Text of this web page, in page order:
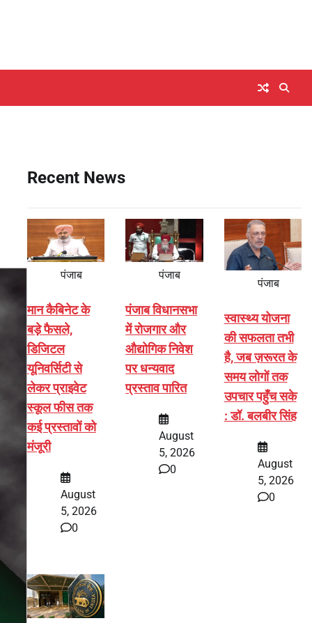
Recent News
पंजाब
मान कैबिनेट के
बड़े फैसले,
डिजिटल
यूनिवर्सिटी से
लेकर प्राइवेट
स्कूल फीस तक
कई प्रस्तावों को
मंजूरी
August
5, 2026
0
पंजाब
पंजाब विधानसभा
में रोजगार और
औद्योगिक निवेश
पर धन्यवाद
प्रस्ताव पारित
August
5, 2026
0
पंजाब
स्वास्थ्य योजना
की सफलता तभी
है, जब ज़रूरत के
समय लोगों तक
उपचार पहुँच सके
: डॉ. बलबीर सिंह
August
5, 2026
0